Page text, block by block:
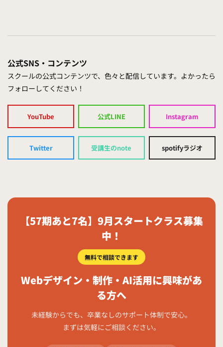
公式SNS・コンテンツ
スクールの公式コンテンツで、色々と配信しています。よかったら
フォローしてください！
YouTube 公式LINE Instagram
Twitter 受講生のnote spotifyラジオ
【57期あと7名】9月スタートクラス募集
中！
無料で相談できます
Webデザイン・制作・AI活用に興味があ
る方へ
未経験からでも、卒業なしのサポート体制で安心。
まずは気軽にご相談ください。